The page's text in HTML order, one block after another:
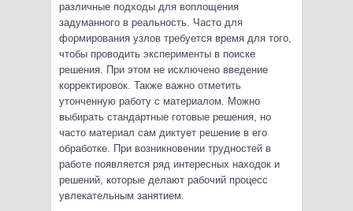
различные подходы для воплощения
задуманного в реальность. Часто для
формирования узлов требуется время для того,
чтобы проводить эксперименты в поиске
решения. При этом не исключено введение
корректировок. Также важно отметить
утонченную работу с материалом. Можно
выбирать стандартные готовые решения, но
часто материал сам диктует решение в его
обработке. При возникновении трудностей в
работе появляется ряд интересных находок и
решений, которые делают рабочий процесс
увлекательным занятием.